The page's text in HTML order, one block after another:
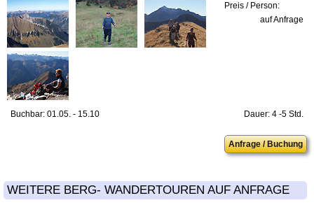
Preis / Person:
auf Anfrage
Buchbar: 01.05. - 15.10 Dauer: 4 -5 Std.
Anfrage / Buchung
WEITERE BERG- WANDERTOUREN AUF ANFRAGE